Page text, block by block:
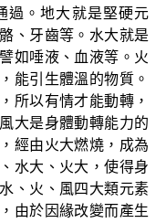
過。地大就是堅硬元
、牙齒等。水大就是
如唾液、血液等。火
能引生體溫的物質。
所以有情才能動轉，
大是身體動轉能力的
經由火大燃燒，成為
水大、火大，使得身
、火、風四大類元素
由於因緣改變而產生